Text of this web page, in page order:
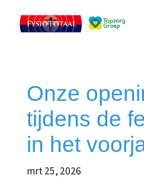
Onze
tijdens de
in het
mrt 25, 2026